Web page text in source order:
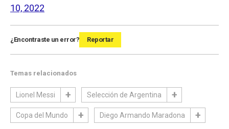
10, 2022
¿Encontraste un error? Reportar
Temas relacionados
Lionel Messi Selección de Argentina
Copa del Mundo Diego Armando Maradona